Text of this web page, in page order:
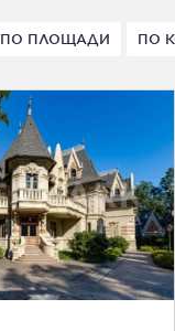
ПО ПЛОЩАДИ ПО